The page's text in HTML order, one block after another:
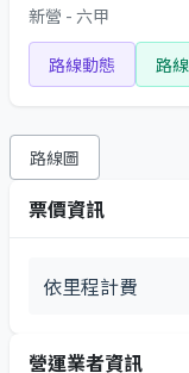
新營 - 六甲
路線動態 路
路線圖
票價資訊
依里程計費
營運業者資訊